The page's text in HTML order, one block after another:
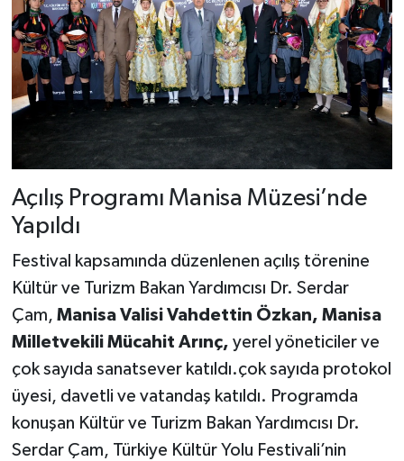
Açılış Programı Manisa Müzesi’nde
Yapıldı
Festival kapsamında düzenlenen açılış törenine
Kültür ve Turizm Bakan Yardımcısı Dr. Serdar
Çam, Manisa Valisi Vahdettin Özkan, Manisa
Milletvekili Mücahit Arınç, yerel yöneticiler ve
çok sayıda sanatsever katıldı.çok sayıda protokol
üyesi, davetli ve vatandaş katıldı. Programda
konuşan Kültür ve Turizm Bakan Yardımcısı Dr.
Serdar Çam, Türkiye Kültür Yolu Festivali’nin